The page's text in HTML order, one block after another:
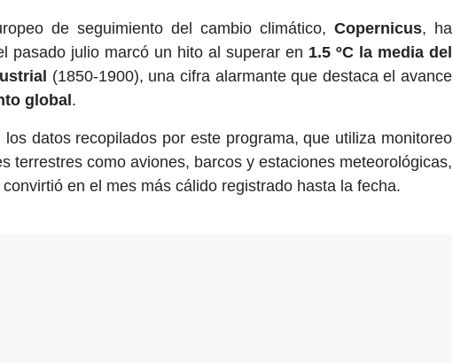
de seguimiento del cambio climático,Copernicus, ha
pasado julio marcó un hito al superar en 1.5 ºC la media del
(1850-1900), una cifra alarmante que destaca el avance
global .
los datos recopilados por este programa, que utiliza monitoreo
terrestres como aviones, barcos y estaciones meteorológicas,
en el mes más cálido registrado hasta la fecha.